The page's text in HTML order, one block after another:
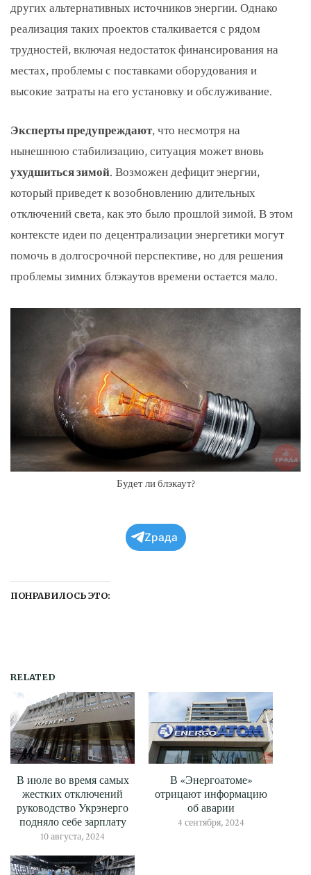
других альтернативных источников энергии. Однако
реализация таких проектов сталкивается с рядом
трудностей, включая недостаток финансирования на
местах, проблемы с поставками оборудования и
высокие затраты на его установку и обслуживание.
Эксперты предупреждают, что несмотря на
нынешнюю стабилизацию, ситуация может вновь
ухудшиться зимой. Возможен дефицит энергии,
который приведет к возобновлению длительных
отключений света, как это было прошлой зимой. В этом
контексте идеи по децентрализации энергетики могут
помочь в долгосрочной перспективе, но для решения
проблемы зимних блэкаутов времени остается мало.
Будет ли блэкаут?
Zрада
ПОНРАВИЛОСЬ ЭТО:
RELATED
В июле во время самых
жестких отключений
руководство Укрэнерго
подняло себе зарплату
10 августа, 2024
В «Энергоатоме»
отрицают информацию
об аварии
4 сентября, 2024